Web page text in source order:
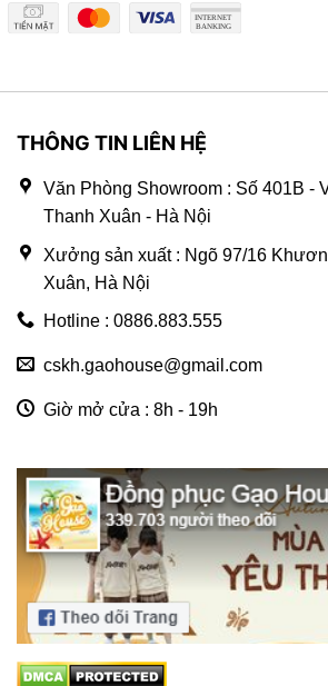
THÔNG TIN LIÊN HỆ
Văn Phòng Showroom : Số 401B -
Thanh Xuân - Hà Nội
Xưởng sản xuất : Ngõ 97/16
Xuân, Hà Nội
Hotline : 0886.883.555
cskh.gaohouse@gmail.com
Giờ mở cửa : 8h - 19h